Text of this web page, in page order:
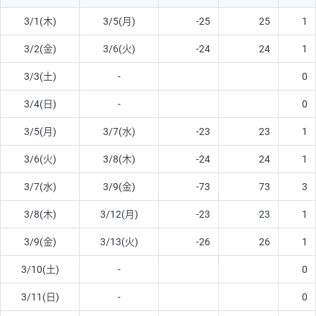
3/1(木) 3/5(月) -25 25 1
3/2(金) 3/6(火) -24 24 1
3/3(土) - 0
3/4(日) - 0
3/5(月) 3/7(水) -23 23 1
3/6(火) 3/8(木) -24 24 1
3/7(水) 3/9(金) -73 73 3
3/8(木) 3/12(月) -23 23 1
3/9(金) 3/13(火) -26 26 1
3/10(土) - 0
3/11(日) - 0